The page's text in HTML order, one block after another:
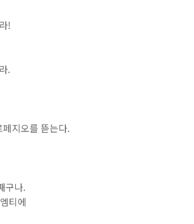
!
.
지오를 뜯는다.
구나.
티에